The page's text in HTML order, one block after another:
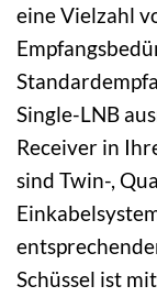
eine Vielzahl
Single-LNB
Receiver in
sind Twin-,
Schüssel ist